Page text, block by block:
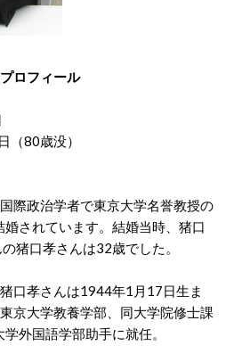
ロフィール
（80歳没）
際政治学者で東京大学名誉教授の
されています。結婚当時、猪口
猪口孝さんは32歳でした。
口孝さんは1944年1月17日生ま
京大学教養学部、同大学院修士課
外国語学部助手に就任。